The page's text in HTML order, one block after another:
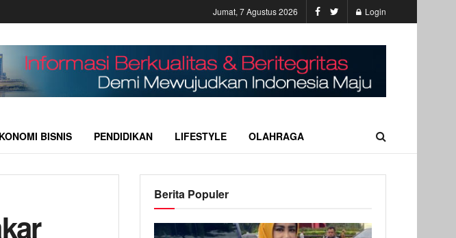
Jumat, 7 Agustus 2026 Login
BISNIS PENDIDIKAN LIFESTYLE OLAHRAGA
Berita Populer